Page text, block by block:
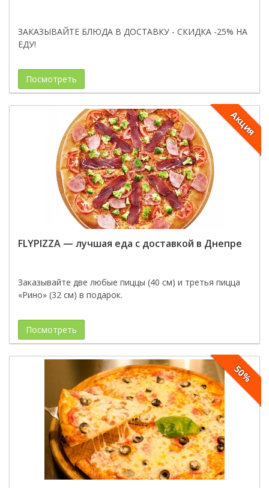
ЗАКАЗЫВАЙТЕ БЛЮДА В ДОСТАВКУ - СКИДКА -25% НА
ЕДУ!
Посмотреть
Акция
FLYPIZZA — лучшая еда с доставкой в Днепре
Заказывайте две любые пиццы (40 см) и третья пицца
«Рино» (32 см) в подарок.
Посмотреть
50%